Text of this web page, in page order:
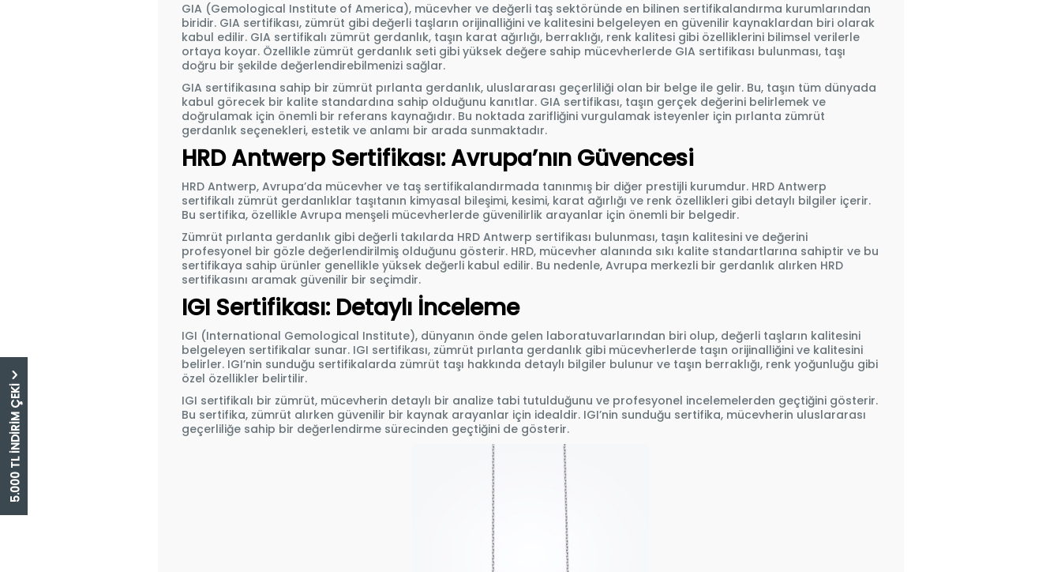
5.000 TL İNDİRİM ÇEKİ
GIA (Gemological Institute of America), mücevher ve değerli taş sektöründe en bilinen sertifikalandırma kurumlarından
biridir. GIA sertifikası, zümrüt gibi değerli taşların orijinalliğini ve kalitesini belgeleyen en güvenilir kaynaklardan biri olarak
kabul edilir. GIA sertifikalı zümrüt gerdanlık, taşın karat ağırlığı, berraklığı, renk kalitesi gibi özelliklerini bilimsel verilerle
ortaya koyar. Özellikle zümrüt gerdanlık seti gibi yüksek değere sahip mücevherlerde GIA sertifikası bulunması, taşı
doğru bir şekilde değerlendirebilmenizi sağlar.
GIA sertifikasına sahip bir zümrüt pırlanta gerdanlık, uluslararası geçerliliği olan bir belge ile gelir. Bu, taşın tüm dünyada
kabul görecek bir kalite standardına sahip olduğunu kanıtlar. GIA sertifikası, taşın gerçek değerini belirlemek ve
doğrulamak için önemli bir referans kaynağıdır. Bu noktada zarifliğini vurgulamak isteyenler için pırlanta zümrüt
gerdanlık seçenekleri, estetik ve anlamı bir arada sunmaktadır.
HRD Antwerp Sertifikası: Avrupa’nın Güvencesi
HRD Antwerp, Avrupa’da mücevher ve taş sertifikalandırmada tanınmış bir diğer prestijli kurumdur. HRD Antwerp
sertifikalı zümrüt gerdanlıklar taşıtanın kimyasal bileşimi, kesimi, karat ağırlığı ve renk özellikleri gibi detaylı bilgiler içerir.
Bu sertifika, özellikle Avrupa menşeli mücevherlerde güvenilirlik arayanlar için önemli bir belgedir.
Zümrüt pırlanta gerdanlıkgibi değerli takılarda HRD Antwerp sertifikası bulunması, taşın kalitesini ve değerini
profesyonel bir gözle değerlendirilmiş olduğunu gösterir. HRD, mücevher alanında sıkı kalite standartlarına sahiptir ve bu
sertifikaya sahip ürünler genellikle yüksek değerli kabul edilir. Bu nedenle, Avrupa merkezli bir gerdanlık alırken HRD
sertifikasını aramak güvenilir bir seçimdir.
IGI Sertifikası: Detaylı İnceleme
IGI (International Gemological Institute), dünyanın önde gelen laboratuvarlarından biri olup, değerli taşların kalitesini
belgeleyen sertifikalar sunar. IGI sertifikası, zümrüt pırlanta gerdanlık gibi mücevherlerde taşın orijinalliğini ve kalitesini
belirler. IGI’nin sunduğu sertifikalarda zümrüt taşı hakkında detaylı bilgiler bulunur ve taşın berraklığı, renk yoğunluğu gibi
özel özellikler belirtilir.
IGI sertifikalı bir zümrüt, mücevherin detaylı bir analize tabi tutulduğunu ve profesyonel incelemelerden geçtiğini gösterir.
Bu sertifika, zümrüt alırken güvenilir bir kaynak arayanlar için idealdir. IGI’nin sunduğu sertifika, mücevherin uluslararası
geçerliliğe sahip bir değerlendirme sürecinden geçtiğini de gösterir.